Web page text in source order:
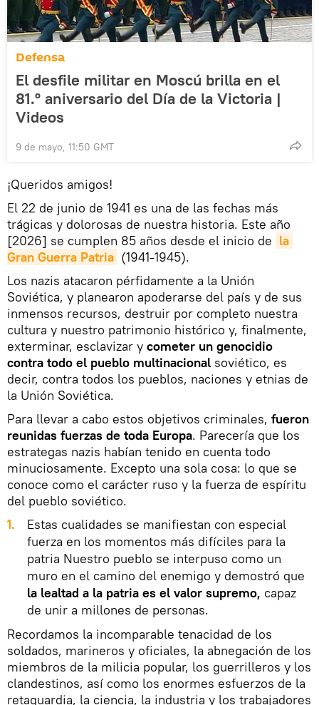
Defensa
El desfile militar en Moscú brilla en el
81.º aniversario del Día de la Victoria |
Videos
9 de mayo, 11:50 GMT
¡Queridos amigos!
El 22 de junio de 1941 es una de las fechas más
trágicas y dolorosas de nuestra historia. Este año
[2026] se cumplen 85 años desde el inicio de la
Gran Guerra Patria (1941-1945).
Los nazis atacaron pérfidamente a la Unión
Soviética, y planearon apoderarse del país y de sus
inmensos recursos, destruir por completo nuestra
cultura y nuestro patrimonio histórico y, finalmente,
exterminar, esclavizar y cometer un genocidio
contra todo el pueblo multinacional soviético, es
decir, contra todos los pueblos, naciones y etnias de
la Unión Soviética.
Para llevar a cabo estos objetivos criminales, fueron
reunidas fuerzas de toda Europa. Parecería que los
estrategas nazis habían tenido en cuenta todo
minuciosamente. Excepto una sola cosa: lo que se
conoce como el carácter ruso y la fuerza de espíritu
del pueblo soviético.
1.
Estas cualidades se manifiestan con especial
fuerza en los momentos más difíciles para la
patria Nuestro pueblo se interpuso como un
muro en el camino del enemigo y demostró que
la lealtad a la patria es el valor supremo, capaz
de unir a millones de personas.
Recordamos la incomparable tenacidad de los
soldados, marineros y oficiales, la abnegación de los
miembros de la milicia popular, los guerrilleros y los
clandestinos, así como los enormes esfuerzos de la
retaguardia, la ciencia, la industria y los trabajadores